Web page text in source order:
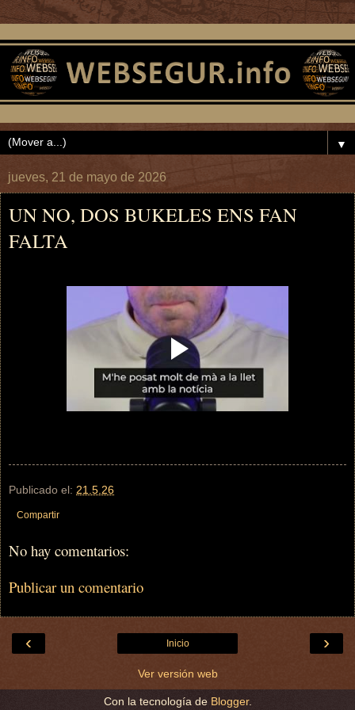
▼
jueves, 21 de mayo de 2026
UN NO, DOS BUKELES ENS FAN
FALTA
Publicado el: 21.5.26
Compartir
No hay comentarios:
Publicar un comentario
‹ ›
Inicio
Ver versión web
Con la tecnología de Blogger.